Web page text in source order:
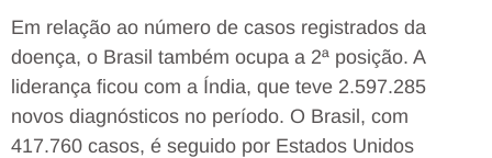
Em relação ao número de casos registrados da
doença, o Brasil também ocupa a 2ª posição. A
liderança ficou com a Índia, que teve 2.597.285
novos diagnósticos no período. O Brasil, com
417.760 casos, é seguido por Estados Unidos